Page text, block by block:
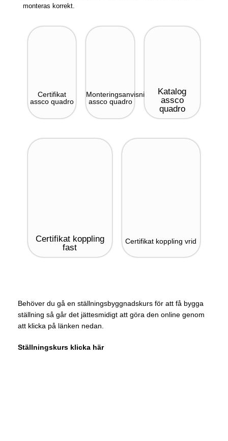
monteras korrekt.
Certifikat
assco quadro
Monteringsanvisning
assco quadro
Katalog
assco
quadro
Certifikat koppling
fast
Certifikat koppling vrid
Behöver du gå en ställningsbyggnadskurs för att få bygga
ställning så går det jättesmidigt att göra den online genom
att klicka på länken nedan.
Ställningskurs klicka här